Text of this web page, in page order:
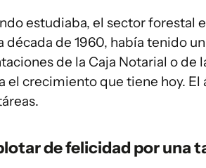
estudiaba, el sector forestal
década de 1960, había tenido
de la Caja Notarial o de
el crecimiento que tiene hoy. El
de felicidad por una